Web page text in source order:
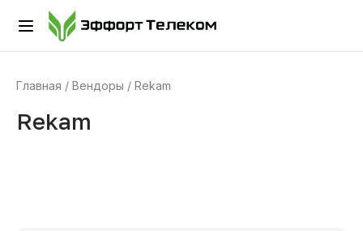
Главная Вендоры Rekam
Rekam